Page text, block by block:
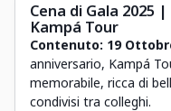
Cena di Gala 2025
Kampá Tour
Contenuto: 19
anniversario, Kampá
memorabile, ricca di
condivisi tra colleghi.